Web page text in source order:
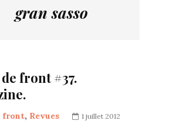
gran sasso
front #37.
front, Revues 1 juillet 2012